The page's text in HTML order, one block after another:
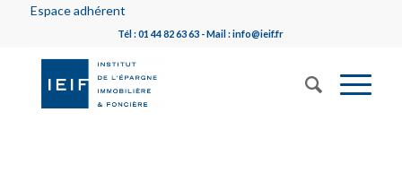
Espace adhérent
Tél : 01 44 82 63 63 - Mail : info@ieif.fr